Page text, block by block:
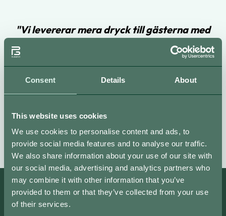
Consent Details About
This website uses cookies
We use cookies to personalise content and ads, to
provide social media features and to analyse our traffic.
We also share information about your use of our site with
our social media, advertising and analytics partners who
may combine it with other information that you’ve
provided to them or that they’ve collected from your use
of their services.
"Vi levererar mera dryck till gästerna med
färre personal i baren. Speciellt när vi har
stort tryck vid evenemang i våra stora
att trängas i baren"
Mikael
O`learys